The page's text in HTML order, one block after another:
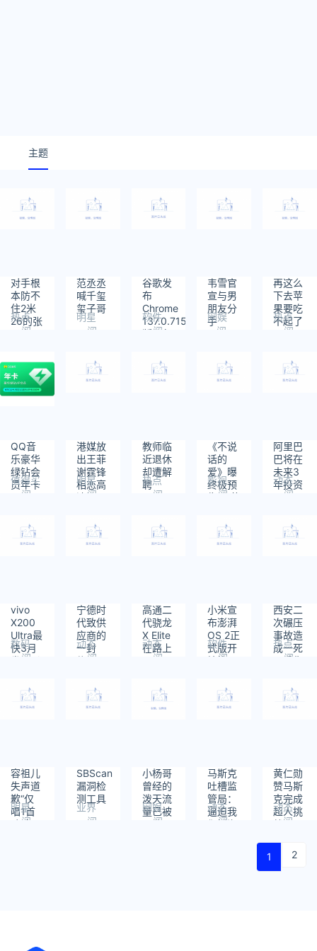
主题
对手根
本防不
住2米
26的张
子宇
热点
阅
范丞丞
喊千玺
玺子哥
明星
阅
392
谷歌发
布
Chrome
137.0.7151.69
版紧急
新修复
CVE-
2025-
软件
阅
韦雪官
宣与男
朋友分
手
网娱
阅
1459
再这么
下去苹
果要吃
不起了
热点
阅
422
QQ音
乐豪华
绿钻会
员年卡
118元
值得买
阅
575
港媒放
出王菲
谢霆锋
相恋高
清旧照
明星
阅
408
教师临
近退休
却遭解
聘
热点
阅
《不说
话的
爱》曝
终极预
告 张艺
机场分
影视
阅
308
阿里巴
巴将在
未来3
年投资
3800
于建设
云和AI
硬件基
动态
阅
387
vivo
X200
Ultra最
快3月
发：影
2.0 硬
刚苹果
数码
阅
472
宁德时
代致供
应商的
一封
信：愿
研发费
用、帮
你们扩
动态
阅
399
高通二
代骁龙
X Elite
在路上
了！要
戏台式
机
动态
阅
小米宣
布澎湃
OS 2正
式版开
始推
米14系
列率先
尝鲜
软件
阅
529
西安二
次碾压
事故造
成一死
一重伤
热点
阅
645
容祖儿
失声道
歉“仅
唱1首
歌”急
明星
阅
SBScan
漏洞检
测工具
业界
阅
小杨哥
曾经的
泼天流
量已被
瓜分
网娱
阅
马斯克
吐槽监
管局：
逼迫我
们抓海
动态
阅
黄仁勋
赞马斯
克完成
超人挑
战：
19天建
成超级
计算机
动态
阅
1230
1 2